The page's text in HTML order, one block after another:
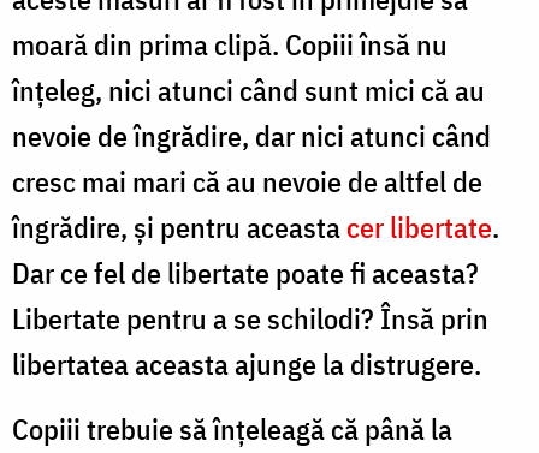
moară din prima clipă. Copiii însă nu
înţeleg, nici atunci când sunt mici că au
nevoie de îngrădire, dar nici atunci când
cresc mai mari că au nevoie de altfel de
îngrădire, şi pentru aceastacer libertate.
Dar ce fel de libertate poate fi aceasta?
Libertate pentru a se schilodi? Însă prin
libertatea aceasta ajunge la distrugere.
Copiii trebuie să înţeleagă că până la